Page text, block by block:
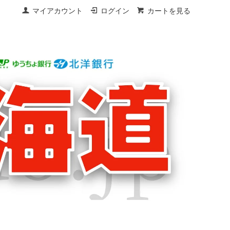
マイアカウント ログイン カートを見る